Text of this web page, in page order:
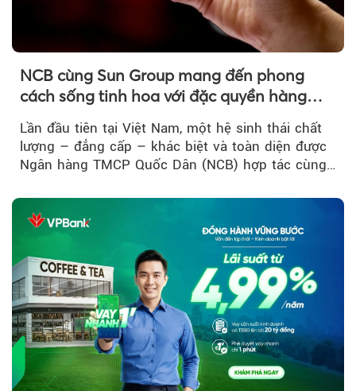
NCB cùng Sun Group mang đến phong
cách sống tinh hoa với đặc quyền hàng
Lần đầu tiên tại Việt Nam, một hệ sinh thái chất
lượng – đẳng cấp – khác biệt và toàn diện được
Ngân hàng TMCP Quốc Dân (NCB) hợp tác cùng